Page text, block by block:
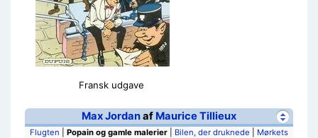
Fransk udgave
Max Jordanaf Maurice Tillieux
Flugten Popain og gamle malerier Bilen, der druknede
Mørkets